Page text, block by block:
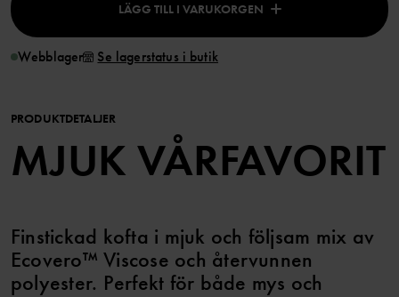
LÄGG TILL I VARUKORGEN
Webblager Se lagerstatus i butik
PRODUKTDETALJER
MJUK VÅRFAVORIT
Finstickad kofta i mjuk och följsam mix av
Ecovero™ Viscose och återvunnen
polyester. Perfekt för både mys och